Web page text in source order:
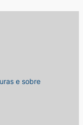
e sobre